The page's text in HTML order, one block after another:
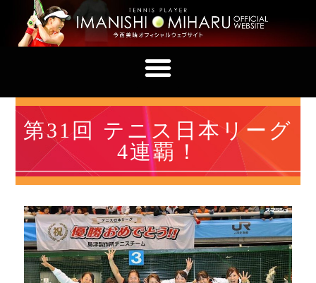
第31回 テニス日本リーグ
4連覇！